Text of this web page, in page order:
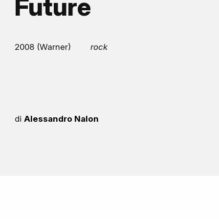
Future
2008 (Warner) rock
diAlessandro Nalon